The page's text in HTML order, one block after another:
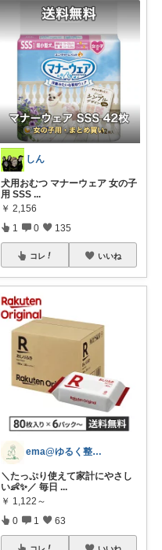
しん
犬用おむつ マナーウェア 女の子
用 SSS ...
￥ 2,156
1 0 135
コレ いいね
ema@ゆるく整う暮らし
＼たっぷり使えて家計にやさし
い👶✨／ 毎日 ...
￥ 1,122～
0 1 63
コレ いいね